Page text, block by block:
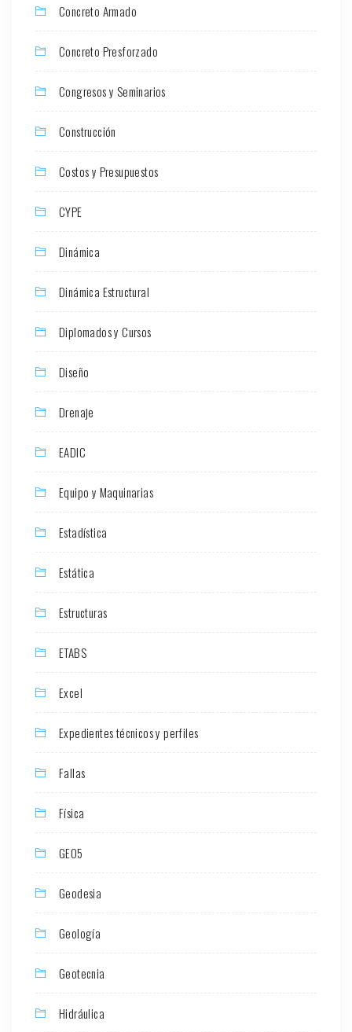
Concreto Armado
Concreto Presforzado
Congresos y Seminarios
Construcción
Costos y Presupuestos
CYPE
Dinámica
Dinámica Estructural
Diplomados y Cursos
Diseño
Drenaje
EADIC
Equipo y Maquinarias
Estadística
Estática
Estructuras
ETABS
Excel
Expedientes técnicos y perfiles
Fallas
Física
GEO5
Geodesia
Geología
Geotecnia
Hidráulica